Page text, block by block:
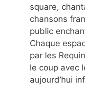
square,
chansons
public
Chaque
par les
le coup avec
aujourd’hui